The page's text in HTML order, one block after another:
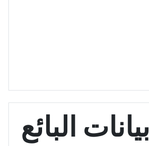
بيانات البائع